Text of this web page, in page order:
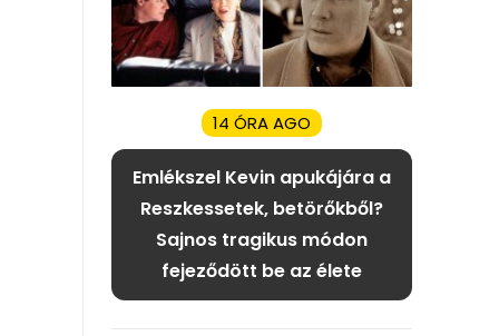
14 ÓRA AGO
Emlékszel Kevin apukájára a
Reszkessetek, betörőkből?
Sajnos tragikus módon
fejeződött be az élete